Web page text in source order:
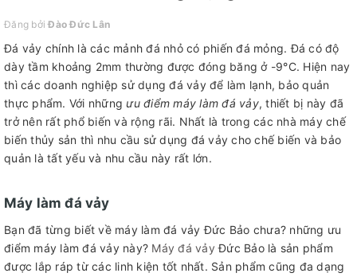
Đăng bởiĐào Đức Lân
Đá vảy chính là các mảnh đá nhỏ có phiến đá mỏng. Đá có độ
dày tầm khoảng 2mm thường được đóng băng ở -9°C. Hiện nay
thì các doanh nghiệp sử dụng đá vảy để làm lạnh, bảo quản
thực phẩm. Với những ưu điểm máy làm đá vảy, thiết bị này đã
trở nên rất phổ biến và rộng rãi. Nhất là trong các nhà máy chế
biến thủy sản thì nhu cầu sử dụng đá vảy cho chế biến và bảo
quản là tất yếu và nhu cầu này rất lớn.
Máy làm đá vảy
Bạn đã từng biết về máy làm đá vảy Đức Bảo chưa? những ưu
điểm máy làm đá vảy này? Máy đá vảyĐức Bảo là sản phẩm
được lắp ráp từ các linh kiện tốt nhất. Sản phẩm cũng đa dạng